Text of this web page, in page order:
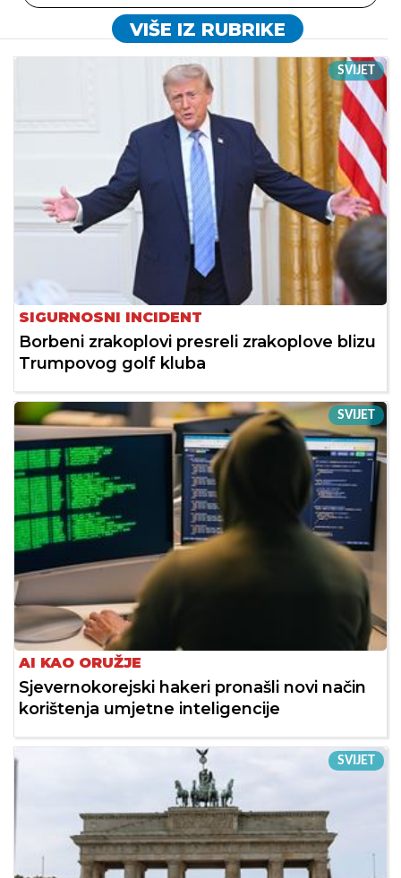
VIŠE IZ RUBRIKE
SVIJET
SIGURNOSNI INCIDENT
Borbeni zrakoplovi presreli zrakoplove blizu
Trumpovog golf kluba
SVIJET
AI KAO ORUŽJE
Sjevernokorejski hakeri pronašli novi način
korištenja umjetne inteligencije
SVIJET